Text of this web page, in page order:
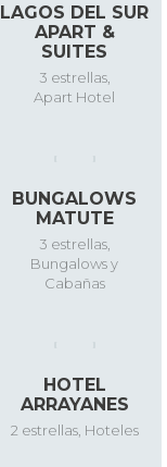
LAGOS DEL SUR
APART &
SUITES
3 estrellas,
Apart Hotel
BUNGALOWS
MATUTE
3 estrellas,
Bungalows y
Cabañas
HOTEL
ARRAYANES
2 estrellas, Hoteles